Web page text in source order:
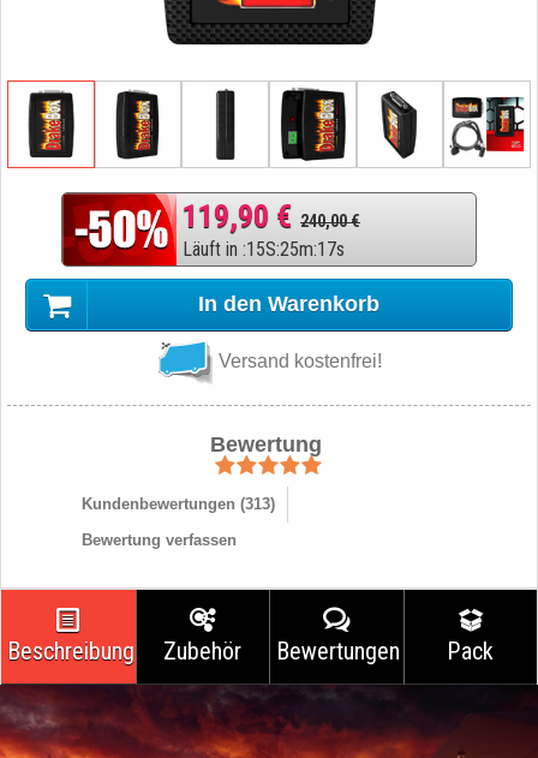
119,90 € 240,00 €
Läuft in :15S:25m:16s
In den Warenkorb
Versand kostenfrei!
Bewertung
Kundenbewertungen (313)
Bewertung verfassen
Beschreibung Zubehör Bewertungen Pack